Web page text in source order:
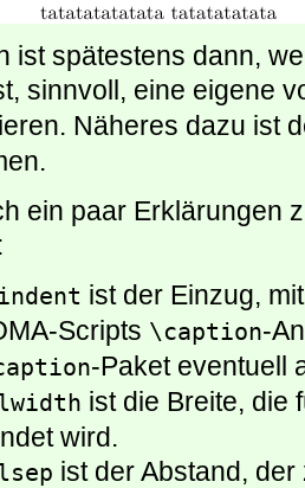
ist spätestens dann,
sinnvoll, eine eigene
Näheres dazu ist
ein paar Erklärungen
ist der Einzug,
Scripts \caption-
-Paket eventuell
ist die Breite, die
wird.
ist der Abstand,